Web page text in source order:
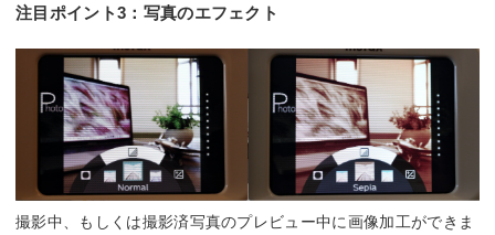
注目ポイント3：写真のエフェクト
撮影中、もしくは撮影済写真のプレビュー中に画像加工ができま